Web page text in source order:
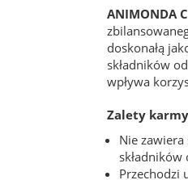
ANIMONDA
doskonałą
składników
wpływa
Zalety
Nie
składników
Przechodzi